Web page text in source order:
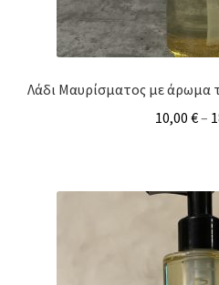
Λάδι Μαυρίσματος με άρωμα
10,00 €–